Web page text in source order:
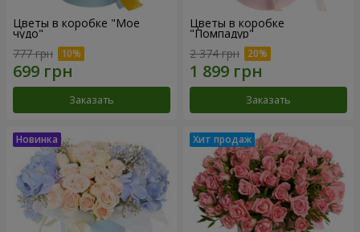
Цветы в коробке "Мое
чудо"
777 грн
Заказать
Цветы в коробке
"Помпадур"
2 374 грн
Заказать